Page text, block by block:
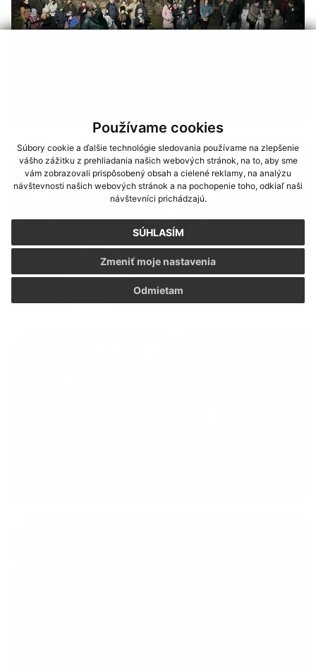
Používame cookies
Súbory cookie a ďalšie technológie sledovania používame na zlepšenie
vášho zážitku z prehliadania našich webových stránok, na to, aby sme
vám zobrazovali prispôsobený obsah a cielené reklamy, na analýzu
návštevnosti našich webových stránok a na pochopenie toho, odkiaľ naši
návštevníci prichádzajú.
SÚHLASÍM
Odmietam
Zmeniť moje nastavenia